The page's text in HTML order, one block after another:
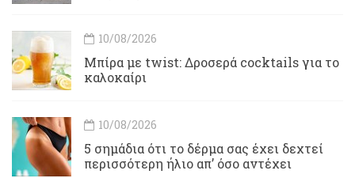
10/08/2026
Μπίρα με twist: Δροσερά cocktails για το
καλοκαίρι
10/08/2026
5 σημάδια ότι το δέρμα σας έχει δεχτεί
περισσότερη ήλιο απ’ όσο αντέχει